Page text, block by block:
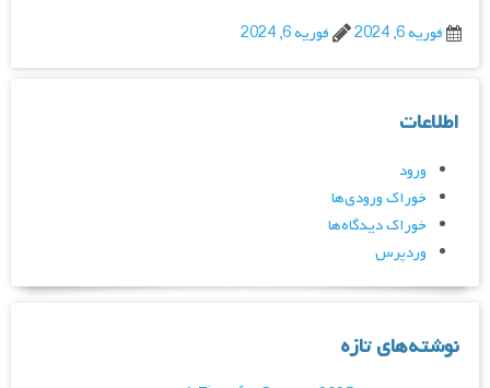
فوریه 6, 2024
فوریه 6, 2024
اطلاعات
ورود
خوراک ورودی‌ها
خوراک دیدگاه‌ها
وردپرس
نوشته‌های تازه